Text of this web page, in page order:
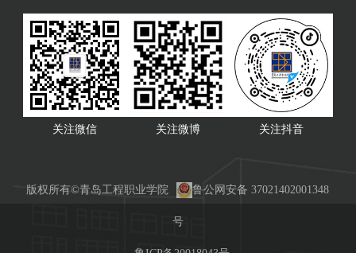
关注微信 关注微博 关注抖音
版权所有©青岛工程职业学院 鲁公网安备 37021402001348
号